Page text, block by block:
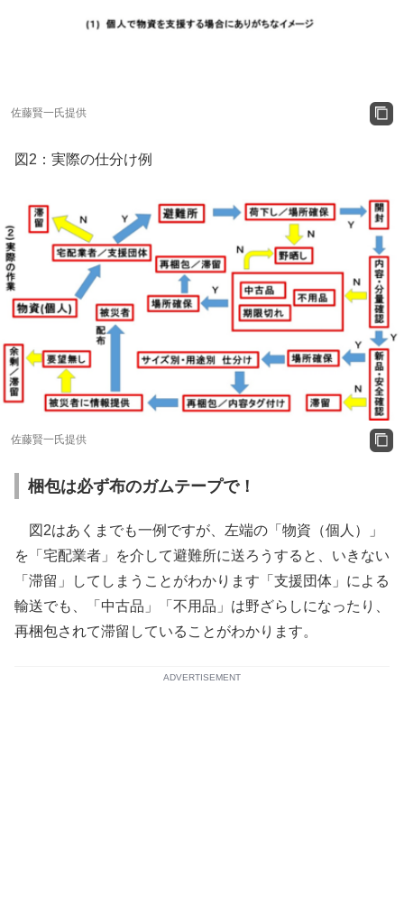
佐藤賢一氏提供
図2：実際の仕分け例
佐藤賢一氏提供
梱包は必ず布のガムテープで！
図2はあくまでも一例ですが、左端の「物資（個人）」
を「宅配業者」を介して避難所に送ろうすると、いきない
「滞留」してしまうことがわかります「支援団体」による
輸送でも、「中古品」「不用品」は野ざらしになったり、
再梱包されて滞留していることがわかります。
ADVERTISEMENT